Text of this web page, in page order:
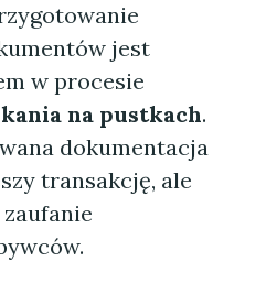
jest
w procesie
na pustkach.
dokumentacja
transakcję, ale